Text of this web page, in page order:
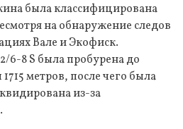
была классифицирована
на обнаружение следов
Вале и Экофиск.
6-8 S была пробурена до
метров, после чего была
из-за